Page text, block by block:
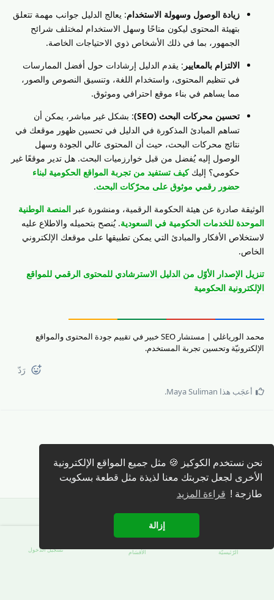
نحن نستخدم الكوكيز 🍪 مثل جميع المواقع الإلكترونية
الأخرى لجعل تجربتك معنا لذيذة مثل قطعة بسكويت
طازجة ! قراءة المزيد
إزالة
زيادة الوصول وسهولة الاستخدام: يعالج الدليل جوانب مهمة تتعلق
بتهيئة المحتوى ليكون متاحًا وسهل الاستخدام لمختلف شرائح
الجمهور، بما في ذلك الأشخاص ذوي الاحتياجات الخاصة.
الالتزام بالمعايير : يقدم الدليل إرشادات حول أفضل الممارسات
في تنظيم المحتوى، واستخدام اللغة، وتنسيق النصوص والصور،
مما يساهم في بناء موقع احترافي وموثوق.
تحسين محركات البحث (SEO)
: بشكل غير مباشر، يمكن أن
تساهم المبادئ المذكورة في الدليل في تحسين ظهور موقعك في
نتائج محركات البحث، حيث أن المحتوى عالي الجودة وسهل
الوصول إليه يُفضل من قبل خوارزميات البحث. هل تدير موقعًا غير
حكومي؟ إليككيف تستفيد من تجربة المواقع الحكومية لبناء
حضور رقمي موثوق على محرّكات البحث.
الوثيقة صادرة عن هيئة الحكومة الرقمية، ومنشورة عبر المنصة الوطنية
الموحدة للخدمات الحكومية في السعودية. يُنصح بتحميله والاطلاع عليه
لاستخلاص الأفكار والمبادئ التي يمكن تطبيقها على موقعك الإلكتروني
الخاص.
تنزيل الإصدار الأوّل من الدليل الاسترشادي للمحتوى الرقمي للمواقع
الإلكترونية الحكومية
محمد الورياغلي | مستشار SEO خبير في تقييم جودة المحتوى والمواقع
الإلكترونيّة وتحسين تجربة المستخدم.
رَدّ
أعجَب هذا Maya Suliman
.
كتابة رد 🖊️
الرّئيسيّة الأقسَام تسجيل الدّخول